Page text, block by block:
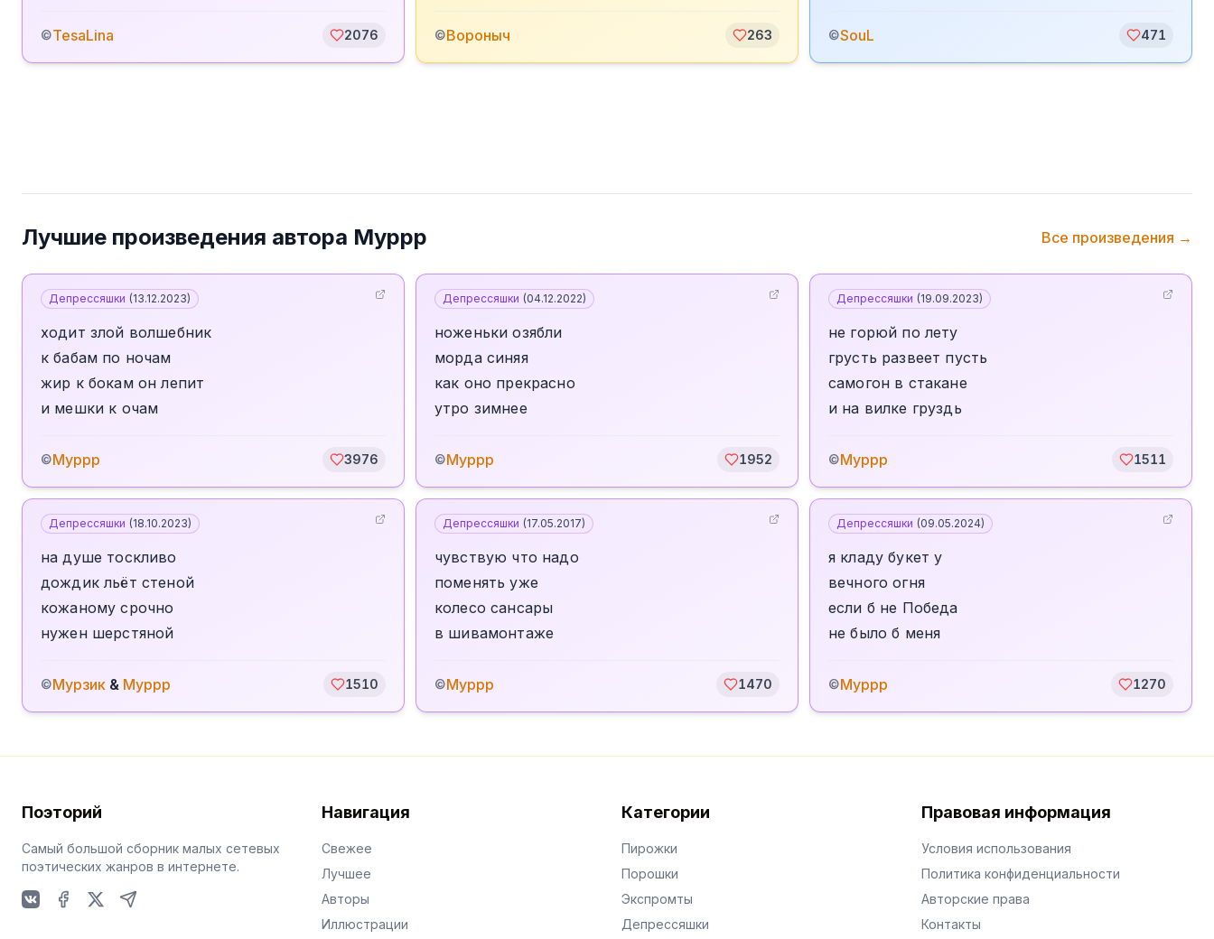
©TesaLina 2076 ©Вороныч 263 ©SouL 471
Лучшие произведения автора Муррр Все произведения →
Депрессяшки (13.12.2023)
ходит злой волшебник
к бабам по ночам
жир к бокам он лепит
и мешки к очам
©Муррр 3976
Депрессяшки (04.12.2022)
ноженьки озябли
морда синяя
как оно прекрасно
утро зимнее
©Муррр 1952
Депрессяшки (19.09.2023)
не горюй по лету
грусть развеет пусть
самогон в стакане
и на вилке груздь
©Муррр 1511
Депрессяшки (18.10.2023)
на душе тоскливо
дождик льёт стеной
кожаному срочно
нужен шерстяной
©Мурзик & Муррр 1510
Депрессяшки (17.05.2017)
чувствую что надо
поменять уже
колесо сансары
в шивамонтаже
©Муррр 1470
Депрессяшки (09.05.2024)
я кладу букет у
вечного огня
если б не Победа
не было б меня
©Муррр 1270
Поэторий
Самый большой сборник малых сетевых
поэтических жанров в интернете.
Навигация
Свежее
Лучшее
Авторы
Иллюстрации
Категории
Пирожки
Порошки
Экспромты
Депрессяшки
Правовая информация
Условия использования
Политика конфиденциальности
Авторские права
Контакты